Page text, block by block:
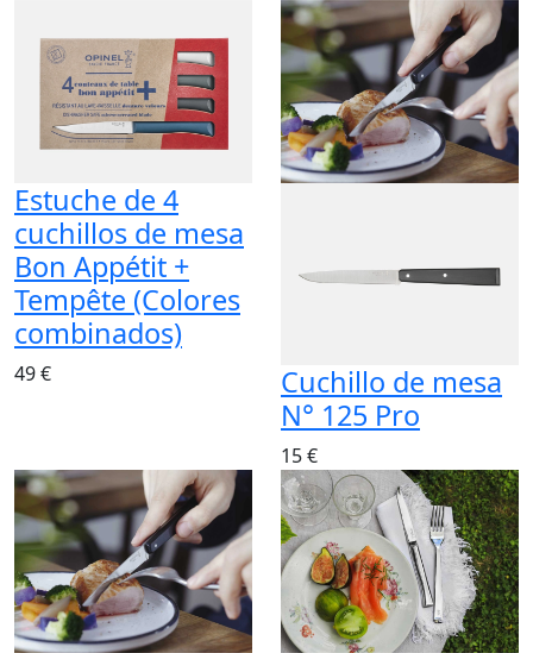
Estuche de 4
cuchillos de mesa
Bon Appétit +
Tempête (Colores
combinados)
49 €
Cuchillo de mesa
N° 125 Pro
15 €